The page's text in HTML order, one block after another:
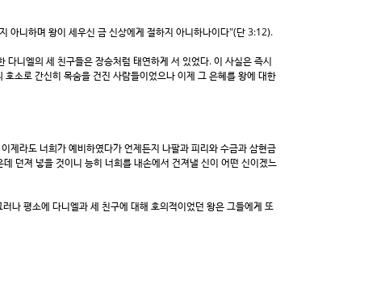
아니하며 왕이 세우신 금 신상에게 절하지 아니하나이다"(단 3:12).
니엘의 세 친구들은 장승처럼 태연하게 서 있었다. 이 사실은 즉시
소로 간신히 목숨을 건진 사람들이었으나 이제 그 은혜를 왕에 대한
제라도 너희가 예비하였다가 언제든지 나팔과 피리와 수금과 삼현금
던져 넣을 것이니 능히 너희를 내손에서 건져낼 신이 어떤 신이겠느
나 평소에 다니엘과 세 친구에 대해 호의적이었던 왕은 그들에게 또